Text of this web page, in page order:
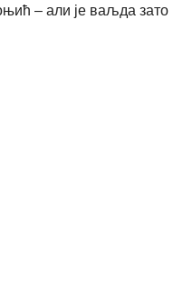
– али је ваљда зато